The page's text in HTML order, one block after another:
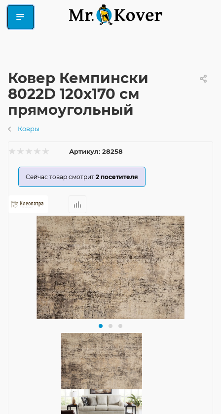
Ковер Кемпински
8022D 120x170 см
прямоугольный
Ковры
Артикул: 28258
Сейчас товар смотрит 2 посетителя